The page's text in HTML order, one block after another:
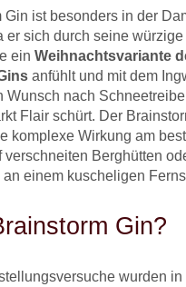
Gin ist besonders in der
er sich durch seine würzige
ein Weihnachtsvariante
anfühlt und mit dem
Wunsch nach
Flair schürt. Der
komplexe Wirkung am
verschneiten Berghütten
einem kuscheligen
Gin?
wurden in